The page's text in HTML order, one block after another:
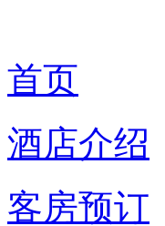
首页
酒店介绍
客房预订